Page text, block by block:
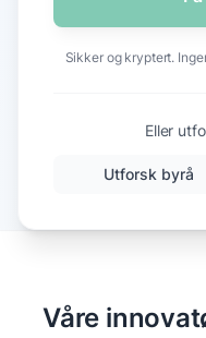
Sikker og kryptert.
Eller
Utforsk byrå
Våre